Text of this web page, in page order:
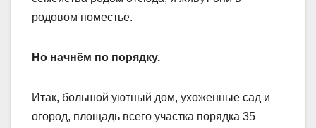
родовом поместье.
Но начнём по порядку.
Итак, большой уютный дом, ухоженные сад и
огород, площадь всего участка порядка 35